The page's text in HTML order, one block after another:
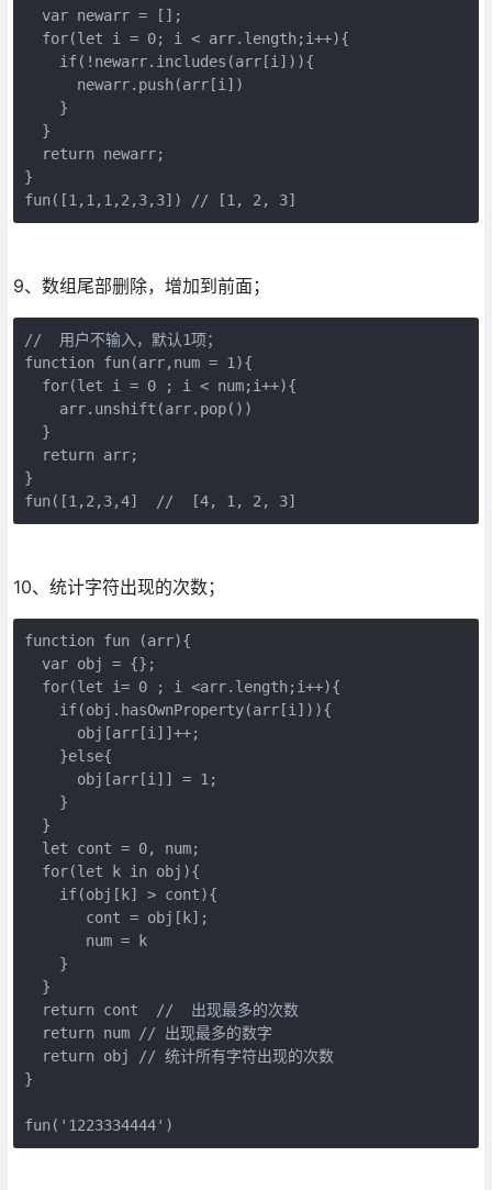
  var newarr = [];
  for(let i = 0; i < arr.length;i++){
    if(!newarr.includes(arr[i])){
      newarr.push(arr[i])
    }
  }
  return newarr;
}
fun([1,1,1,2,3,3]) // [1, 2, 3]
9、数组尾部删除，增加到前面；
//  用户不输入，默认1项；
function fun(arr,num = 1){
  for(let i = 0 ; i < num;i++){
    arr.unshift(arr.pop())
  }
  return arr;
}
fun([1,2,3,4]  //  [4, 1, 2, 3]
10、统计字符出现的次数；
function fun (arr){
  var obj = {};
  for(let i= 0 ; i <arr.length;i++){
    if(obj.hasOwnProperty(arr[i])){
      obj[arr[i]]++;
    }else{
      obj[arr[i]] = 1;
    }
  }
  let cont = 0, num;
  for(let k in obj){
    if(obj[k] > cont){
       cont = obj[k];
       num = k
    }
  }
  return cont  //  出现最多的次数
  return num // 出现最多的数字
  return obj // 统计所有字符出现的次数
}
fun('1223334444')